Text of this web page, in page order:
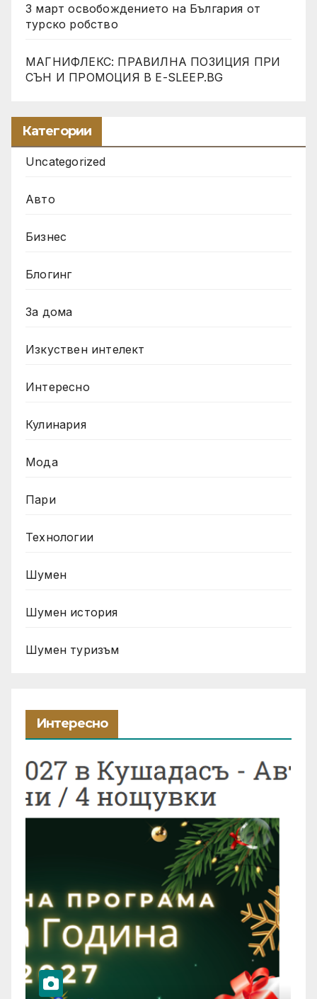
3 март освобождението на България от
турско робство
МАГНИФЛЕКС: ПРАВИЛНА ПОЗИЦИЯ ПРИ
СЪН И ПРОМОЦИЯ В Е-SLEEP.BG
Категории
Uncategorized
Авто
Бизнес
Блогинг
За дома
Изкуствен интелект
Интересно
Кулинария
Мода
Пари
Технологии
Шумен
Шумен история
Шумен туризъм
Интересно